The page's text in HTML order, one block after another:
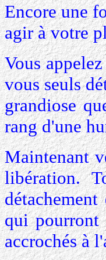
Encore une
agir à votre
Vous
vous seuls
grandiose
rang d'une
Maintenant
libération.
qui pourront
accrochés à